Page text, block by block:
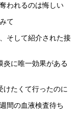
われるのは悔しい
て
そして紹介された接
炎に唯一効果がある
けたくて行ったのに
間の血液検査待ち